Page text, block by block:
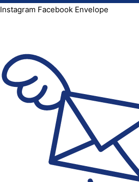
Instagram Facebook Envelope